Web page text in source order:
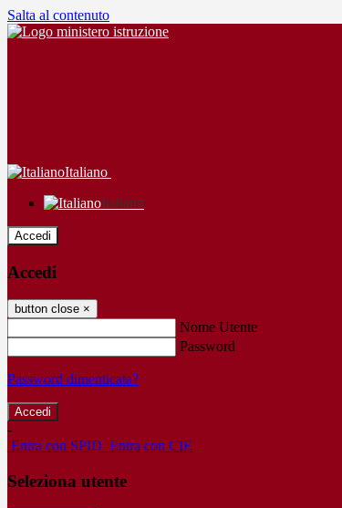
Salta al contenuto
Italiano
Italiano
Accedi
Accedi
button close ×
Nome Utente
Password
Password dimenticata?
-
Entra con SPID Entra con CIE
Seleziona utente